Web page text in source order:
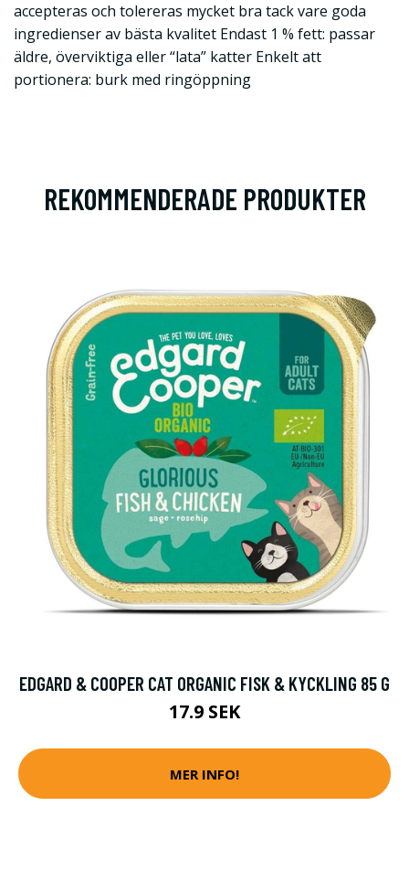
accepteras och tolereras mycket bra tack vare goda
ingredienser av bästa kvalitet Endast 1 % fett: passar
äldre, överviktiga eller “lata” katter Enkelt att
portionera: burk med ringöppning
REKOMMENDERADE PRODUKTER
EDGARD & COOPER CAT ORGANIC FISK & KYCKLING 85 G
17.9 SEK
MER INFO!